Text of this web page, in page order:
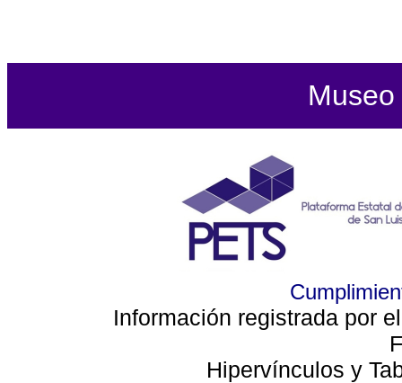
Información registrada por
Hipervínculos y